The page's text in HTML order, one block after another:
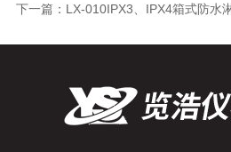
下一篇： LX-010IPX3、IPX4箱式防水